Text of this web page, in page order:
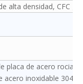
alta densidad, CFC
placa de acero
inoxidable 304*2